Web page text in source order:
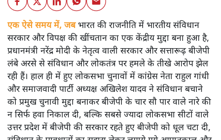
एक ऐसे समय में, जबभारत की राजनीति में भारतीय संविधान
सरकार और विपक्ष की खींचतान का एक केंद्रीय मुद्दा बना हुआ है,
प्रधानमंत्री नरेंद्र मोदी के नेतृत्व वाली सरकार और सत्तारूढ़ बीजेपी
लंबे अरसे से संविधान और लोकतंत्र पर हमले के तीखे आरोप झेल
रही हैं। हाल ही में हुए लोकसभा चुनावों में कांग्रेस नेता राहुल गांधी
और समाजवादी पार्टी अध्यक्ष अखिलेश यादव ने संविधान बचाने
को प्रमुख चुनावी मुद्दा बनाकर बीजेपी के चार सौ पार वाले नारे की
न सिर्फ हवा निकाल दी, बल्कि सबसे ज्यादा लोकसभा सीटों वाले
उत्तर प्रदेश में बीजेपी की सरकार रहते हुए बीजेपी को धूल चटा दी,